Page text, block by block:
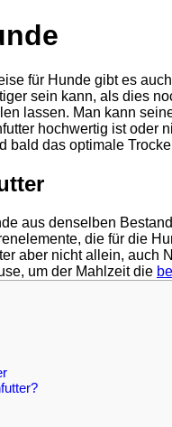
für Hunde gibt es
sein kann, als dies
lassen. Man kann
hochwertig ist oder
bald das optimale
aus denselben
die für die
aber nicht allein,
um der Mahlzeit die